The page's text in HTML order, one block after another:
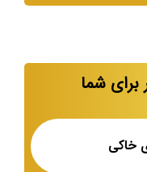
شما
خاکی